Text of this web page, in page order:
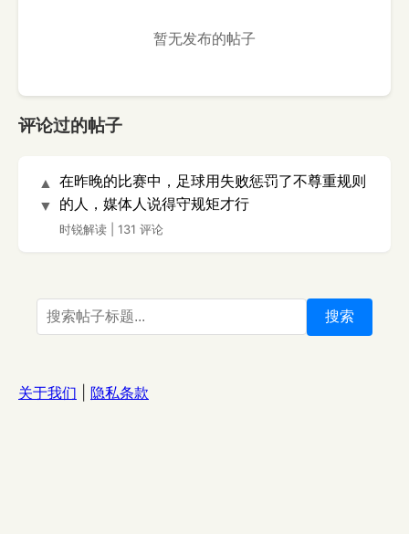
暂无发布的帖子
评论过的帖子
▲
▼
在昨晚的比赛中，足球用失败惩罚了不尊重规则
的人，媒体人说得守规矩才行
时锐解读 131 评论
搜索
关于我们 隐私条款